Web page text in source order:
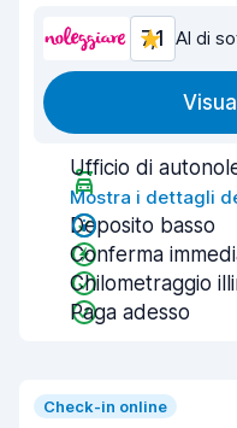
7,1 Al di
Ufficio di
Mostra i dettagli
Deposito basso
Conferma
Chilometraggio
Paga adesso
Check-in online